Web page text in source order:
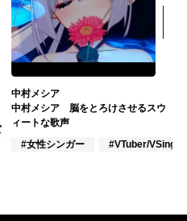
#ラッパー
中村メシア
中村メシア 脳をとろけさせるスウ
ィートな歌声
#女性シンガー
#VTuber/VSinger